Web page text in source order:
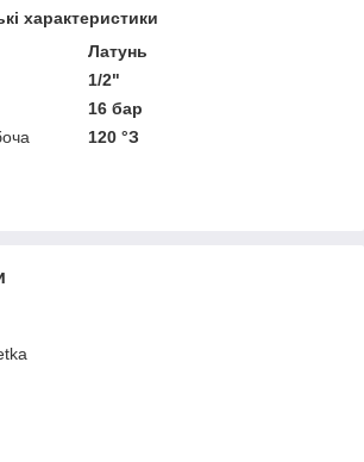
характеристики
Латунь
1/2"
16 бар
120 °З